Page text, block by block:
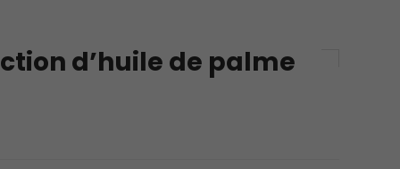
d’huile de palme